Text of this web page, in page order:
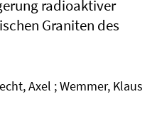
radioaktiver
Graniten des
Axel ; Wemmer, Klaus